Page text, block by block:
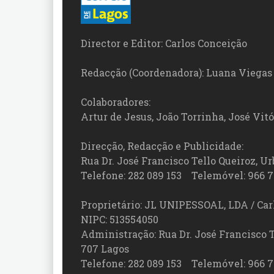
Director e Editor: Carlos Conceição
Redacção (Coordenadora): Luana Viegas
Colaboradores:
Artur de Jesus, João Torrinha, José
Direcção, Redacção e Publicidade:
Rua Dr. José Francisco Tello Queiroz,
Telefone: 282 089 153 Telemóvel: 966
Proprietário: JL UNIPESSOAL, LDA /
NIPC: 513554050
Administração: Rua Dr. José Francisco
707 Lagos
Telefone: 282 089 153 Telemóvel: 966